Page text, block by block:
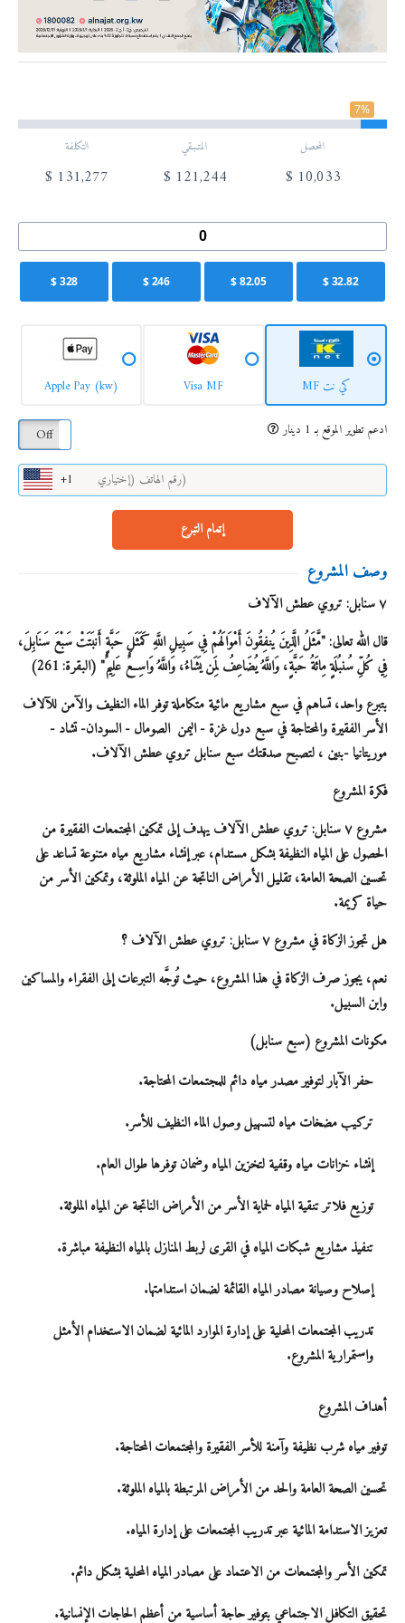
7%
التكلفة
131,277
$
المتـبـقي
121,244
$
المحصل
10,033
$
32.82
$
82.05
$
246
$
328
$
كي نت MF Visa MF
Apple Pay (kw)
ادعم تطوير الموقع بـ 1 دينار Off
+1
إتمام التبرع
وصف المشروع
٧ سنابل: تروي عطش الآلاف
قال الله تعالى: "مَّثَلُ الَّذِينَ يُنفِقُونَ أَمْوَالَهُمْ فِي سَبِيلِ اللَّهِ كَمَثَلِ حَبَّةٍ أَنبَتَتْ سَبْعَ سَنَابِلَ،
فِي كُلِّ سُنبُلَةٍ مِائَةُ حَبَّةٍ، وَاللَّهُ يُضَاعِفُ لِمَن يَشَاءُ، وَاللَّهُ وَاسِعٌ عَلِيمٌ" (البقرة: 261)
بتبرع واحد، تساهم في سبع مشاريع مائية متكاملة توفر الماء النظيف والآمن للآلاف
الأسر الفقيرة والمحتاجة في سبع دول غزة - اليمن الصومال - السودان- تشاد -
موريتانيا -بنين ، لتصبح صدقتك سبع سنابل تروي عطش الآلاف.
فكرة المشروع
مشروع ٧ سنابل: تروي عطش الآلاف يهدف إلى تمكين المجتمعات الفقيرة من
الحصول على المياه النظيفة بشكل مستدام، عبر إنشاء مشاريع مياه متنوعة تساعد على
تحسين الصحة العامة، تقليل الأمراض الناتجة عن المياه الملوثة، وتمكين الأسر من
حياة كريمة.
هل تجوز الزكاة في مشروع ٧ سنابل: تروي عطش الآلاف ؟
نعم، يجوز صرف الزكاة في هذا المشروع، حيث تُوجَّه التبرعات إلى الفقراء والمساكين
وابن السبيل.
مكونات المشروع (سبع سنابل)
حفر الآبار لتوفير مصدر مياه دائم للمجتمعات المحتاجة.
تركيب مضخات مياه لتسهيل وصول الماء النظيف للأسر.
إنشاء خزانات مياه وقفيةلتخزين المياه وضمان توفرها طوال العام.
توزيع فلاتر تنقية المياهلحماية الأسر من الأمراض الناتجة عن المياه الملوثة.
تنفيذ مشاريع شبكات المياه في القرىلربط المنازل بالمياه النظيفة مباشرة.
إصلاح وصيانة مصادر المياه القائمةلضمان استدامتها.
تدريب المجتمعات المحلية على إدارة الموارد المائيةلضمان الاستخدام الأمثل
واستمرارية المشروع.
أهداف المشروع
توفير مياه شرب نظيفة وآمنةللأسر الفقيرة والمجتمعات المحتاجة.
تحسين الصحة العامةوالحد من الأمراض المرتبطة بالمياه الملوثة.
تعزيز الاستدامة المائيةعبر تدريب المجتمعات على إدارة المياه.
تمكين الأسر والمجتمعاتمن الاعتماد على مصادر المياه المحلية بشكل دائم.
تحقيق التكافل الاجتماعيبتوفير حاجة أساسية من أعظم الحاجات الإنسانية.